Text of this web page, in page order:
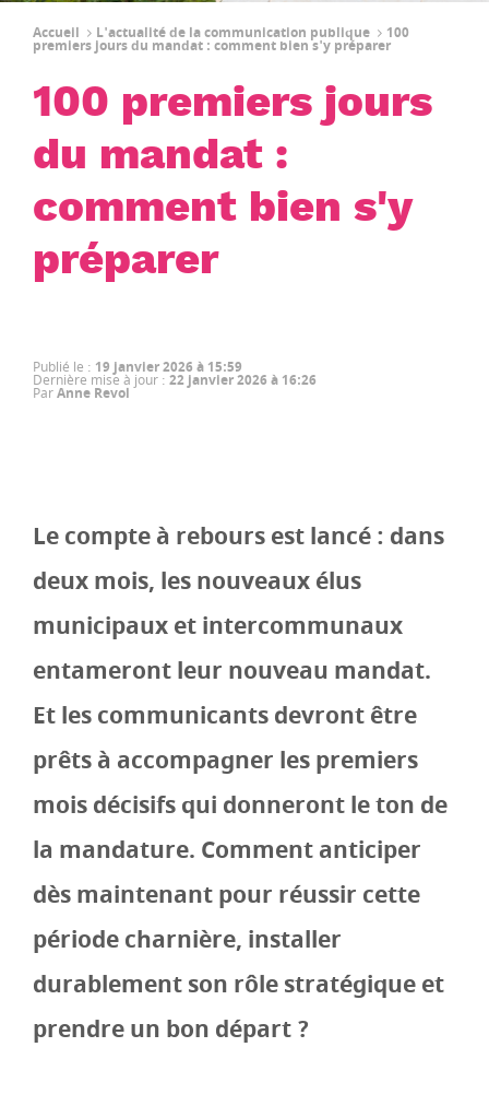
Accueil L'actualité de la communication publique 100
premiers jours du mandat : comment bien s'y préparer
100 premiers jours
du mandat :
comment bien s'y
préparer
Publié le : 19 janvier 2026 à 15:59
Dernière mise à jour : 22 janvier 2026 à 16:26
ParAnne Revol
Le compte à rebours est lancé : dans
deux mois, les nouveaux élus
municipaux et intercommunaux
entameront leur nouveau mandat.
Et les communicants devront être
prêts à accompagner les premiers
mois décisifs qui donneront le ton de
la mandature. Comment anticiper
dès maintenant pour réussir cette
période charnière, installer
durablement son rôle stratégique et
prendre un bon départ ?